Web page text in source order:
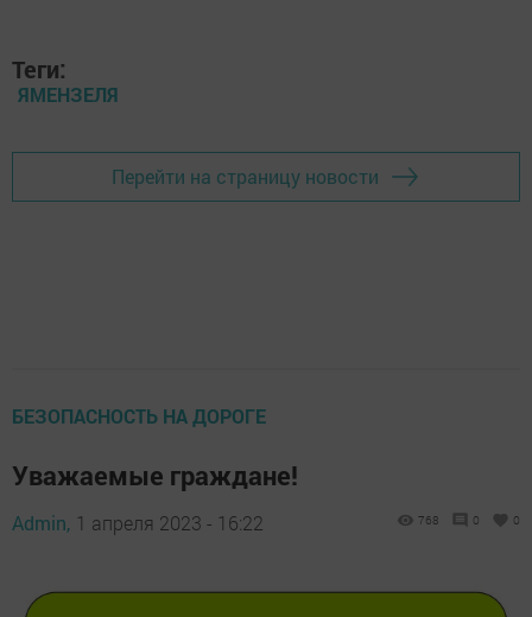
Теги:
ЯМЕНЗЕЛЯ
Перейти на страницу новости
БЕЗОПАСНОСТЬ НА ДОРОГЕ
Уважаемые граждане!
Admin, 1 апреля 2023 - 16:22 768 0 0